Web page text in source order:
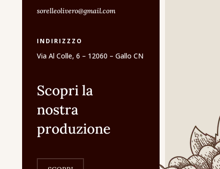
sorelleolivero@gmail.com
INDIRIZZZO
Via Al Colle, 6 – 12060 – Gallo CN
Scopri la
nostra
produzione